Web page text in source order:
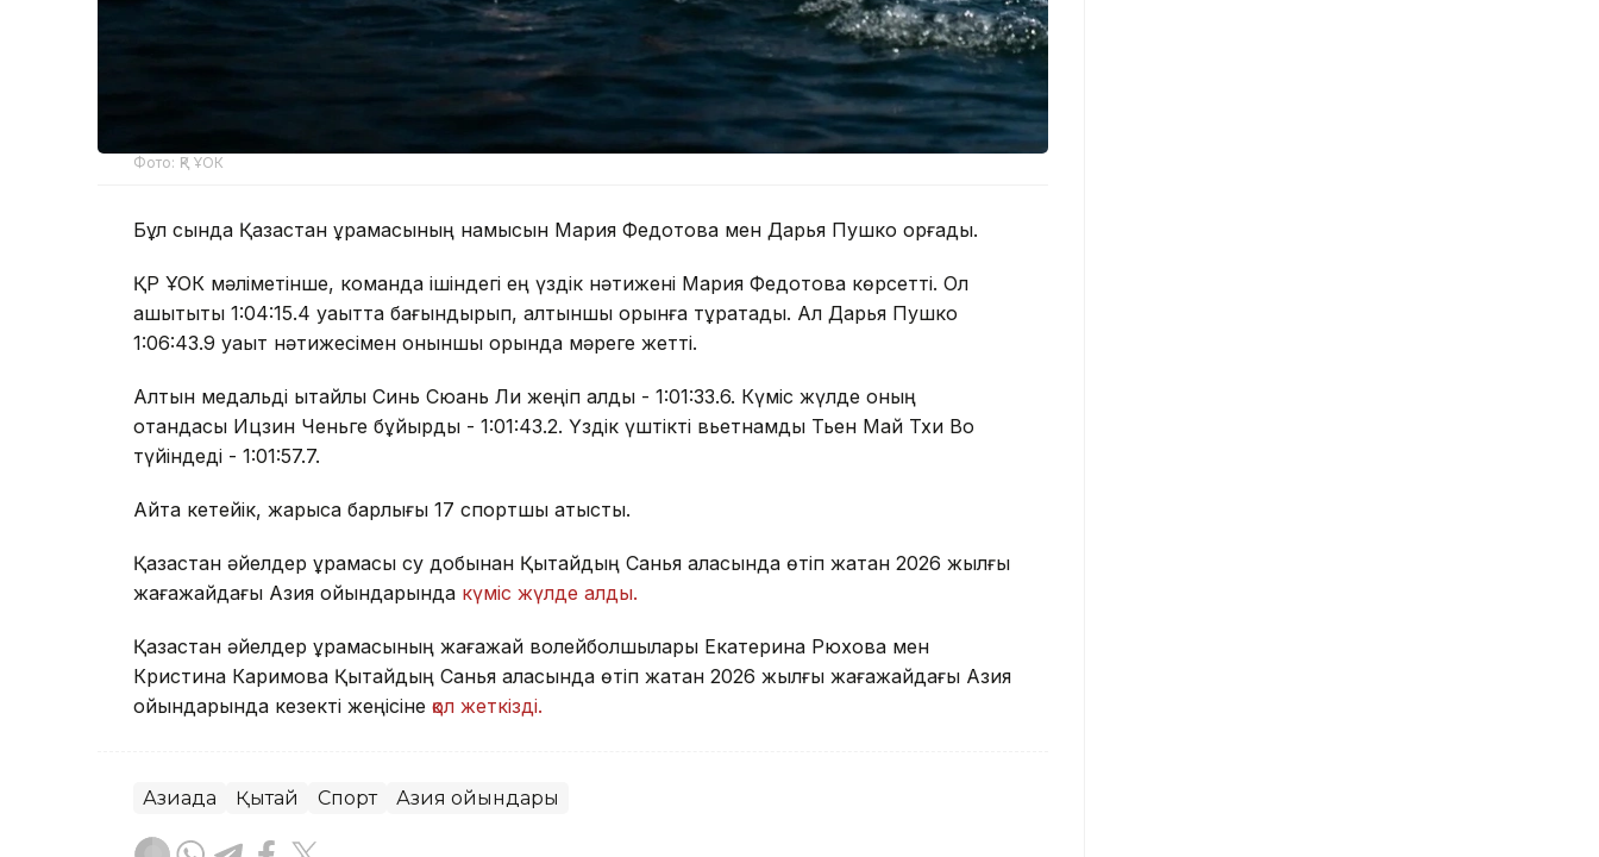
Фото: ҚР ҰОК
Бұл сында Қазақстан құрамасының намысын Мария Федотова мен Дарья Пушко қорғады.
ҚР ҰОК мәліметінше, команда ішіндегі ең үздік нәтижені Мария Федотова көрсетті. Ол
қашықтықты 1:04:15.4 уақытта бағындырып, алтыншы орынға тұрақтады. Ал Дарья Пушко
1:06:43.9 уақыт нәтижесімен оныншы орында мәреге жетті.
Алтын медальді қытайлық Синь Сюань Ли жеңіп алды - 1:01:33.6. Күміс жүлде оның
отандасы Ицзин Ченьге бұйырды - 1:01:43.2. Үздік үштікті вьетнамдық Тьен Май Тхи Во
түйіндеді - 1:01:57.7.
Айта кетейік, жарысқа барлығы 17 спортшы қатысты.
Қазақстан әйелдер құрамасы су добынан Қытайдың Санья қаласында өтіп жатқан 2026 жылғы
жағажайдағы Азия ойындарында күміс жүлде алды.
Қазақстан әйелдер құрамасының жағажай волейболшылары Екатерина Рюхова мен
Кристина Каримова Қытайдың Санья қаласында өтіп жатқан 2026 жылғы жағажайдағы Азия
ойындарында кезекті жеңісіне қол жеткізді.
Азиада Қытай Спорт Азия ойындары